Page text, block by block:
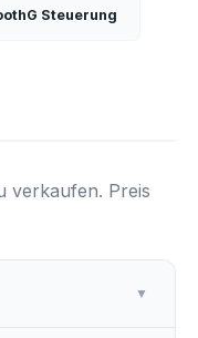
Steuerung
verkaufen. Preis
▼